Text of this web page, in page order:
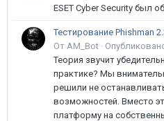
ESET Cyber Security был
От AM_Bot ·
Теория звучит
практике? Мы
решили не
возможностей. Вместо
платформу на